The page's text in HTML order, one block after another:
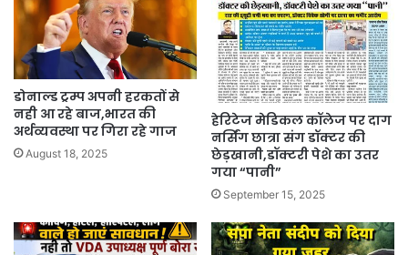
डोनाल्ड ट्रम्प अपनी हरकतों से
नही आ रहे बाज,भारत की
अर्थव्यवस्था पर गिरा रहे गाज
August 18, 2025
हेरिटेज मेडिकल कॉलेज पर दाग
नर्सिंग छात्रा संग डॉक्टर की
छेड़खानी,डॉक्टरी पेशे का उतर
गया “पानी”
September 15, 2025